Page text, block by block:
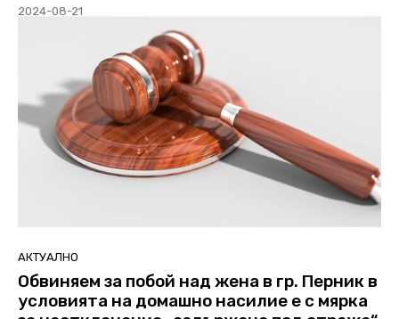
2024-08-21
АКТУАЛНО
Обвиняем за побой над жена в гр. Перник в
условията на домашно насилие е с мярка